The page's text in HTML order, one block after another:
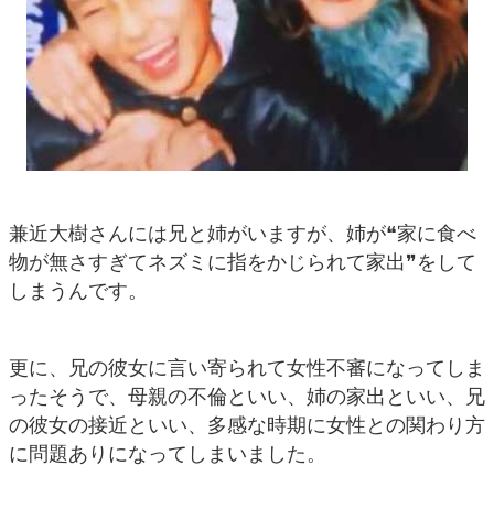
兼近大樹さんには兄と姉がいますが、姉が❝家に食べ
物が無さすぎてネズミに指をかじられて家出❞をして
しまうんです。
更に、兄の彼女に言い寄られて女性不審になってしま
ったそうで、母親の不倫といい、姉の家出といい、兄
の彼女の接近といい、多感な時期に女性との関わり方
に問題ありになってしまいました。